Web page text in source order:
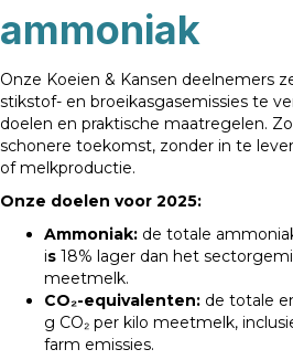
ammoniak
Onze Koeien & Kansen deelnemers
stikstof- en broeikasgasemissies te
doelen en praktische maatregelen.
schonere toekomst, zonder in te
of melkproductie.
Onze doelen voor 2025:
Ammoniak: de totale
is 18% lager dan het
meetmelk.
CO₂-equivalenten: de totale
g CO₂ per kilo meetmelk,
farm emissies.